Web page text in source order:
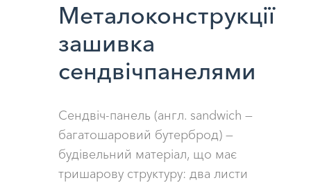
Металоконструкції
зашивка
сендвічпанелями
Сендвіч-панель (англ. sandwich —
багатошаровий бутерброд) —
будівельний матеріал, що має
тришарову структуру: два листи